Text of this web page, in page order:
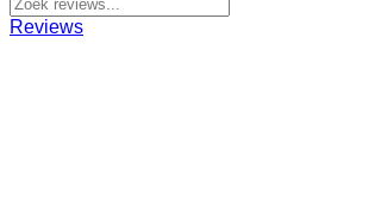
Reviews